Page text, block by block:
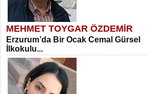
MEHMET TOYGAR ÖZDEMİR
Erzurum’da Bir Ocak Cemal Gürsel
İlkokulu...